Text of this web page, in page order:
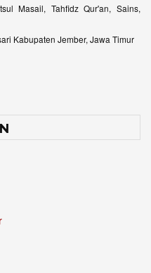
Masail, Tahfidz Qur'an, Sains,
Kabupaten Jember, Jawa Timur